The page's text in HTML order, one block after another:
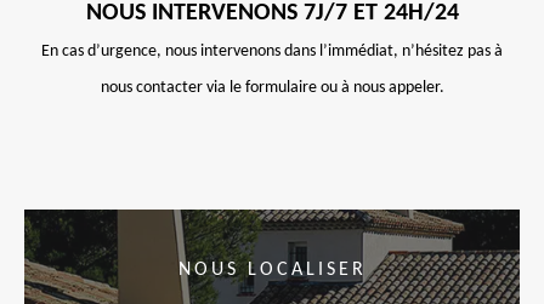
NOUS INTERVENONS 7J/7 ET 24H/24
En cas d’urgence, nous intervenons dans l’immédiat, n’hésitez pas à
nous contacter via le formulaire ou à nous appeler.
NOUS LOCALISER